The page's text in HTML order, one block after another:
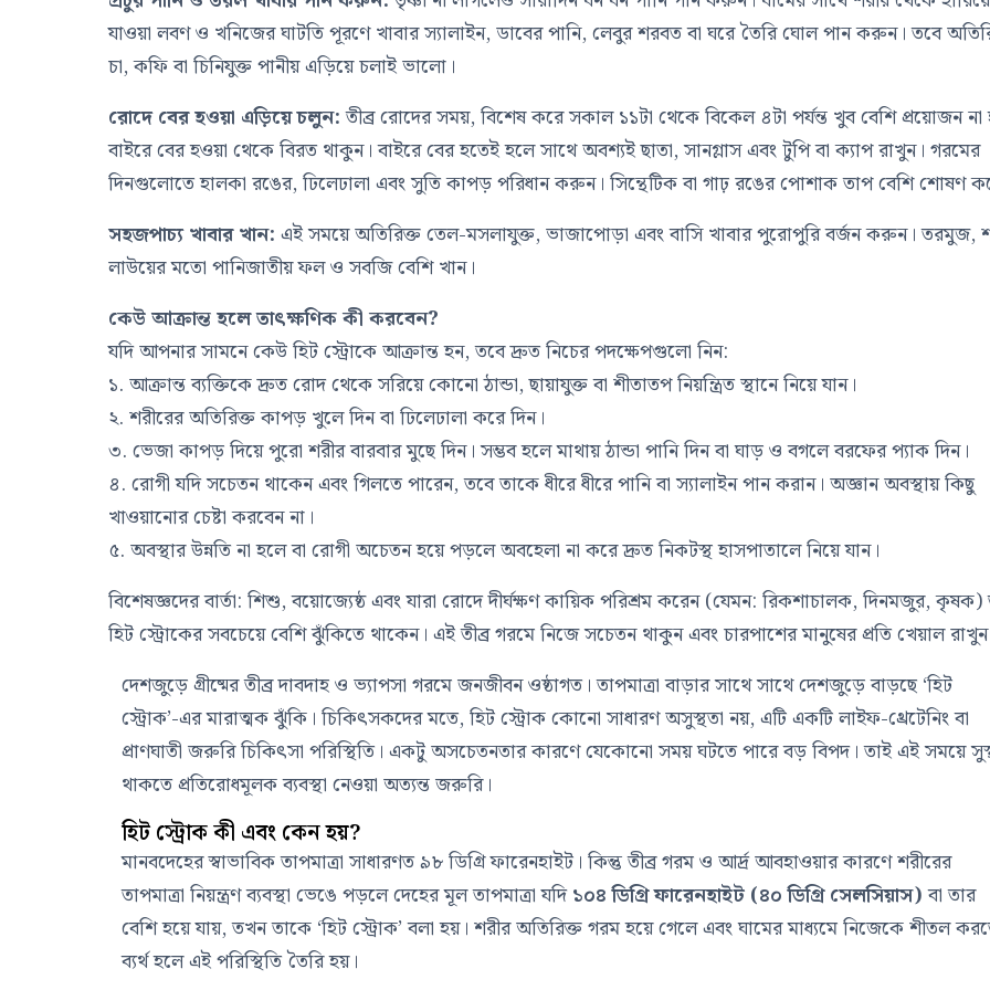
যাওয়া লবণ ও খনিজের ঘাটতি পূরণে খাবার স্যালাইন, ডাবের পানি, লেবুর শরবত বা ঘরে তৈরি ঘোল পান করুন। তবে
চা, কফি বা চিনিযুক্ত পানীয় এড়িয়ে চলাই ভালো।
রোদে বের হওয়া এড়িয়ে চলুন:তীব্র রোদের সময়, বিশেষ করে সকাল ১১টা থেকে বিকেল ৪টা পর্যন্ত খুব বেশি প্রয়োজন
বাইরে বের হওয়া থেকে বিরত থাকুন। বাইরে বের হতেই হলে সাথে অবশ্যই ছাতা, সানগ্লাস এবং টুপি বা ক্যাপ রাখুন। গরমের
দিনগুলোতে হালকা রঙের, ঢিলেঢালা এবং সুতি কাপড় পরিধান করুন। সিন্থেটিক বা গাঢ় রঙের পোশাক তাপ বেশি শোষণ
সহজপাচ্য খাবার খান:এই সময়ে অতিরিক্ত তেল-মসলাযুক্ত, ভাজাপোড়া এবং বাসি খাবার পুরোপুরি বর্জন করুন। তরমুজ,
লাউয়ের মতো পানিজাতীয় ফল ও সবজি বেশি খান।
কেউ আক্রান্ত হলে তাৎক্ষণিক কী করবেন?
যদি আপনার সামনে কেউ হিট স্ট্রোকে আক্রান্ত হন, তবে দ্রুত নিচের পদক্ষেপগুলো নিন:
১. আক্রান্ত ব্যক্তিকে দ্রুত রোদ থেকে সরিয়ে কোনো ঠান্ডা, ছায়াযুক্ত বা শীতাতপ নিয়ন্ত্রিত স্থানে নিয়ে যান।
২. শরীরের অতিরিক্ত কাপড় খুলে দিন বা ঢিলেঢালা করে দিন।
৩. ভেজা কাপড় দিয়ে পুরো শরীর বারবার মুছে দিন। সম্ভব হলে মাথায় ঠান্ডা পানি দিন বা ঘাড় ও বগলে বরফের প্যাক দিন।
৪. রোগী যদি সচেতন থাকেন এবং গিলতে পারেন, তবে তাকে ধীরে ধীরে পানি বা স্যালাইন পান করান। অজ্ঞান অবস্থায় কিছু
খাওয়ানোর চেষ্টা করবেন না।
৫. অবস্থার উন্নতি না হলে বা রোগী অচেতন হয়ে পড়লে অবহেলা না করে দ্রুত নিকটস্থ হাসপাতালে নিয়ে যান।
বিশেষজ্ঞদের বার্তা: শিশু, বয়োজ্যেষ্ঠ এবং যারা রোদে দীর্ঘক্ষণ কায়িক পরিশ্রম করেন (যেমন: রিকশাচালক, দিনমজুর, কৃষক)
হিট স্ট্রোকের সবচেয়ে বেশি ঝুঁকিতে থাকেন। এই তীব্র গরমে নিজে সচেতন থাকুন এবং চারপাশের মানুষের প্রতি খেয়াল
দেশজুড়ে গ্রীষ্মের তীব্র দাবদাহ ও ভ্যাপসা গরমে জনজীবন ওষ্ঠাগত। তাপমাত্রা বাড়ার সাথে সাথে দেশজুড়ে বাড়ছে ‘হিট
স্ট্রোক’-এর মারাত্মক ঝুঁকি। চিকিৎসকদের মতে, হিট স্ট্রোক কোনো সাধারণ অসুস্থতা নয়, এটি একটি লাইফ-থ্রেটেনিং বা
প্রাণঘাতী জরুরি চিকিৎসা পরিস্থিতি। একটু অসচেতনতার কারণে যেকোনো সময় ঘটতে পারে বড় বিপদ। তাই এই সময়ে
থাকতে প্রতিরোধমূলক ব্যবস্থা নেওয়া অত্যন্ত জরুরি।
হিট স্ট্রোক কী এবং কেন হয়?
মানবদেহের স্বাভাবিক তাপমাত্রা সাধারণত ৯৮ ডিগ্রি ফারেনহাইট। কিন্তু তীব্র গরম ও আর্দ্র আবহাওয়ার কারণে শরীরের
তাপমাত্রা নিয়ন্ত্রণ ব্যবস্থা ভেঙে পড়লে দেহের মূল তাপমাত্রা যদি১০৪ ডিগ্রি ফারেনহাইট (৪০ ডিগ্রি সেলসিয়াস)বা তার
বেশি হয়ে যায়, তখন তাকে ‘হিট স্ট্রোক’ বলা হয়। শরীর অতিরিক্ত গরম হয়ে গেলে এবং ঘামের মাধ্যমে নিজেকে শীতল
ব্যর্থ হলে এই পরিস্থিতি তৈরি হয়।